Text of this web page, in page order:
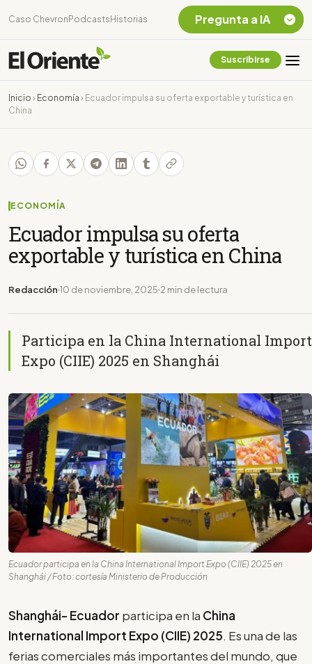
Caso Chevron Podcasts Historias
Suscribirse
Inicio › Economía › Ecuador impulsa su oferta exportable y turística en
China
ECONOMÍA
Ecuador impulsa su oferta
exportable y turística en China
Redacción 10 de noviembre, 2025 2 min de lectura
Participa en la China International Import
Expo (CIIE) 2025 en Shanghái
Ecuador participa en la China International Import Expo (CIIE) 2025 en
Shanghái / Foto: cortesía Ministerio de Producción
Shanghái- Ecuador participa en la China
International Import Expo (CIIE) 2025. Es una de las
ferias comerciales más importantes del mundo, que
Pregunta a IA
Chevron Ecuador